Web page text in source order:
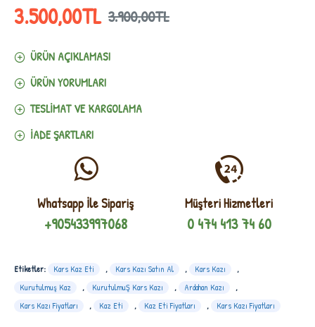
3.900,00TL
3.500,00TL
Whatsapp İle Sipariş
+905433997068
Müşteri Hizmetleri
0 474 413 74 60
ÜRÜN AÇIKLAMASI
ÜRÜN YORUMLARI
TESLIMAT VE KARGOLAMA
İADE ŞARTLARI
Etiketler: Kars Kaz Eti , Kars Kazı Satın Al , Kars Kazı
,
Kurutulmuş Kaz
, KurutulmuŞ Kars Kazı , Ardahan Kazı
,
Kars Kazı Fiyatları
, Kaz Eti , Kaz Eti Fiyatları , Kars Kazı Fiyatları